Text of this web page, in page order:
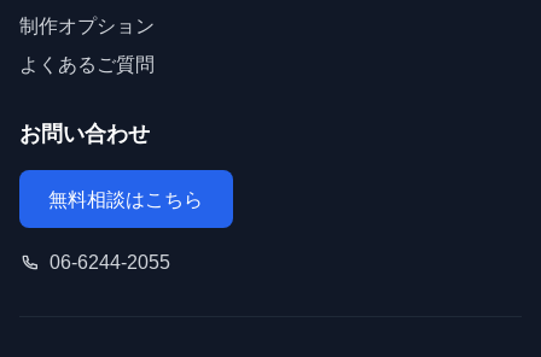
制作オプション
よくあるご質問
お問い合わせ
無料相談はこちら
06-6244-2055